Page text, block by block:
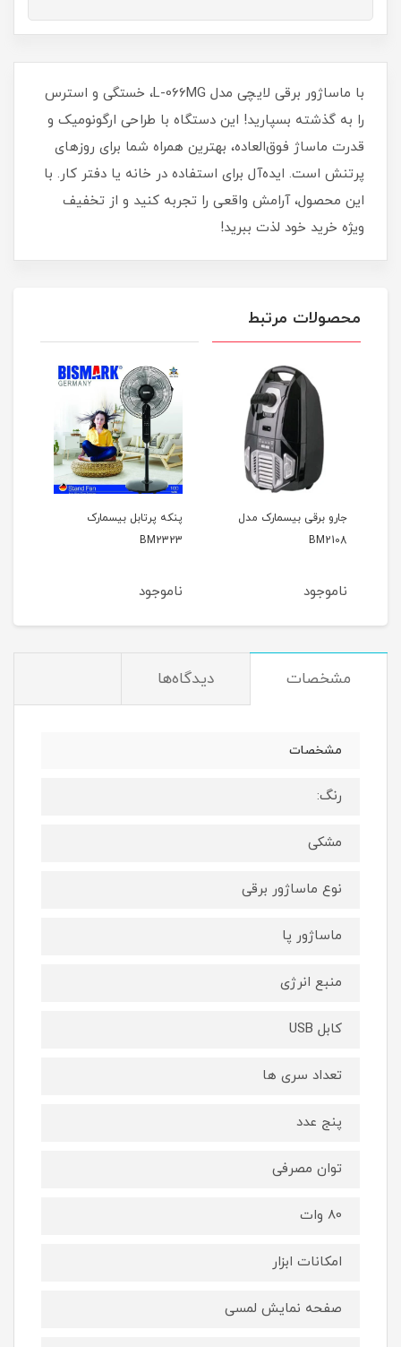
با ماساژور برقی لایچی مدل L-066MG، خستگی و استرس
را به گذشته بسپارید! این دستگاه با طراحی ارگونومیک و
قدرت ماساژ فوق‌العاده، بهترین همراه شما برای روزهای
پرتنش است. ایده‌آل برای استفاده در خانه یا دفتر کار. با
این محصول، آرامش واقعی را تجربه کنید و از تخفیف
ویژه خرید خود لذت ببرید!
محصولات مرتبط
جارو برقی بیسمارک مدل
BM2108
ناموجود
پنکه پرتابل بیسمارک
BM2323
ناموجود
مشخصات دیدگاه‌ها
مشخصات
رنگ:
مشکی
نوع ماساژور برقی
ماساژور پا
منبع انرژی
کابل USB
تعداد سری ها
پنج عدد
توان مصرفی
80 وات
امکانات ابزار
صفحه نمایش لمسی